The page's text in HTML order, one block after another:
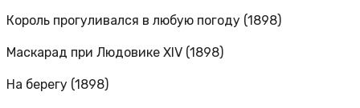
Король прогуливался в любую погоду (1898)
Маскарад при Людовике XIV (1898)
На берегу (1898)